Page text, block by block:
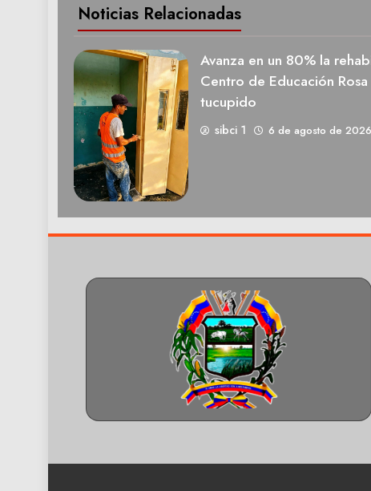
Noticias Relacionadas
Avanza en un 80% la
Centro de Educación
tucupido
sibci 1 6 de agosto de 2026